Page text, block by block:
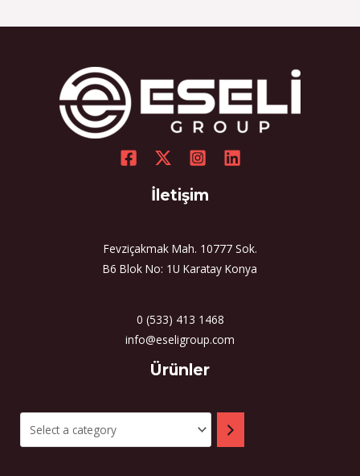
İletişim
Fevziçakmak Mah. 10777 Sok.
B6 Blok No: 1U Karatay Konya
0 (533) 413 1468
info@eseligroup.com
Ürünler